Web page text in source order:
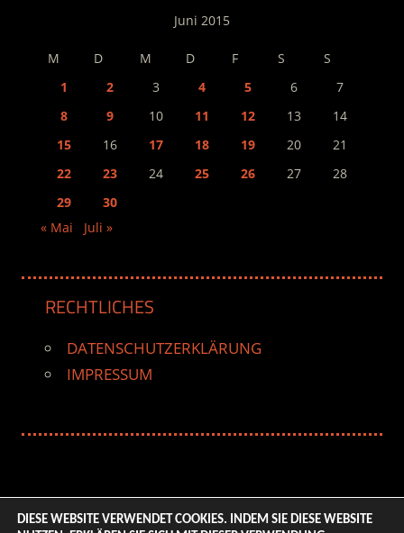
Juni 2015
M D M D F S
S
1
2 3 4 5 6
7
8
9 10 11 12 13
14
15
16 17 18 19 20
21
22
23 24 25 26 27
28
29
30
« Mai
Juli »
RECHTLICHES
DATENSCHUTZERKLÄRUNG
IMPRESSUM
DIESE WEBSITE VERWENDET COOKIES. INDEM SIE DIESE WEBSITE